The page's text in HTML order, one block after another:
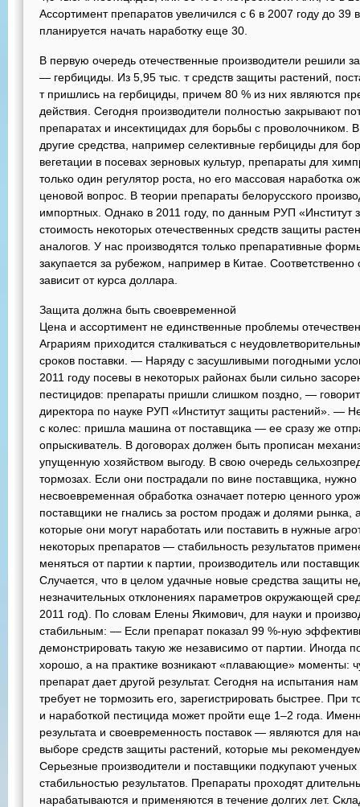
Ассортимент препаратов увеличился с 6 в 2007 году до
планируется начать наработку еще 30.
В первую очередь отечественные производители решили
— гербициды. Из 5,95 тыс. т средств защиты растений,
т пришлись на гербициды, причем 80 % из них являются
действия. Сегодня производители полностью закрывают
препаратах и инсектицидах для борьбы с проволочником.
другие средства, например селективные гербициды для
вегетации в посевах зерновых культур, препараты для
только один регулятор роста, но его массовая наработка
ценовой вопрос. В теории препараты белорусского
импортных. Однако в 2011 году, по данным РУП «Институт
стоимость некоторых отечественных средств защиты
аналогов. У нас производятся только препаративные
закупается за рубежом, например в Китае. Соответственно
зависит от курса доллара.
Защита должна быть своевременной
Цена и ассортимент не единственные проблемы
Аграриям приходится сталкиваться с
сроков поставки. — Наряду с засушливыми погодными
2011 году посевы в некоторых районах были сильно
пестицидов: препараты пришли слишком поздно, —
директора по науке РУП «Институт защиты растений». —
с колес: пришла машина от поставщика — ее сразу же
опрыскиватель. В договорах должен быть прописан
упущенную хозяйством выгоду. В свою очередь
тормозах. Если они пострадали по вине поставщика,
несвоевременная обработка означает потерю ценного
поставщики не гнались за ростом продаж и долями
которые они могут наработать или поставить в нужные
некоторых препаратов — стабильность результатов
меняться от партии к партии, производитель или
Случается, что в целом удачные новые средства защиты
незначительных отклонениях параметров окружающей
2011 год). По словам Елены Якимович, для науки и
стабильным: — Если препарат показал 99 %-ную
демонстрировать такую же независимо от партии. Иногда
хорошо, а на практике возникают «плавающие» моменты:
препарат дает другой результат. Сегодня на испытания
требует не тормозить его, зарегистрировать быстрее. При
и наработкой пестицида может пройти еще 1–2 года.
результата и своевременность поставок — являются для
выборе средств защиты растений, которые мы
Серьезные производители и поставщики подкупают
стабильностью результатов. Препараты проходят
нарабатываются и применяются в течение долгих лет.